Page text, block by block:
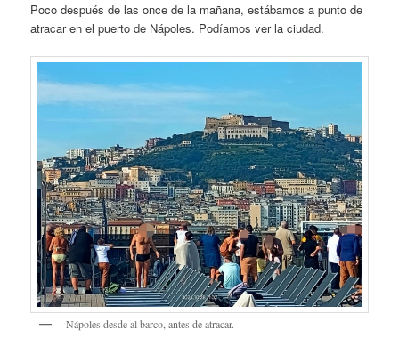
Poco después de las once de la mañana, estábamos a punto de
atracar en el puerto de Nápoles. Podíamos ver la ciudad.
Nápoles desde al barco, antes de atracar.